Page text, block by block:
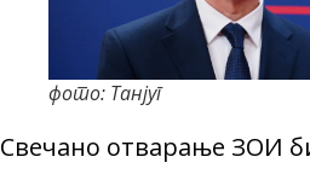
фото: Танјуг
Свечано отварање ЗОИ